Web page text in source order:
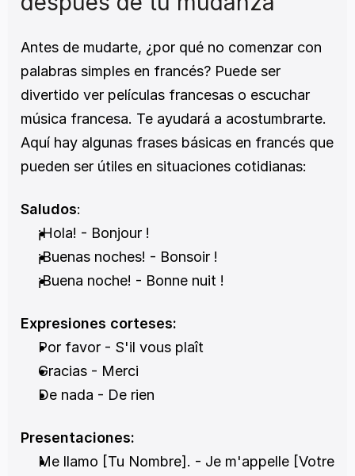
Antes de mudarte, ¿por qué no comenzar con
palabras simples en francés? Puede ser
divertido ver películas francesas o escuchar
música francesa. Te ayudará a acostumbrarte.
Aquí hay algunas frases básicas en francés que
pueden ser útiles en situaciones cotidianas:
Saludos:
¡Hola! - Bonjour !
¡Buenas noches! - Bonsoir !
¡Buena noche! - Bonne nuit !
Expresiones corteses:
Por favor - S'il vous plaît
Gracias - Merci
De nada - De rien
Presentaciones:
Me llamo [Tu Nombre]. - Je m'appelle [Votre